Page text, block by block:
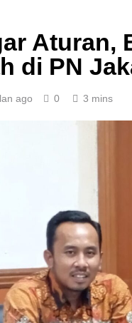
Aturan,
di PN
ago 0 3 mins